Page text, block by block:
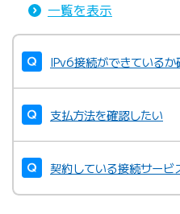
一覧を表示
IPv6接続ができている
支払方法を確認したい
契約している接続サービ